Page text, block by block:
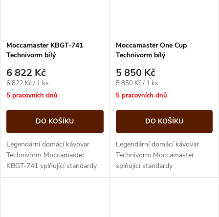
Moccamaster KBGT-741
Technivorm bílý
6 822 Kč
Měrná
cena:
6 822 Kč / 1 ks
5 pracovních dnů
DO KOŠÍKU
Legendární domácí kávovar
Technivorm Moccamaster
KBGT-741 splňující standardy
mezinárodních kávových
Moccamaster One Cup
Technivorm bílý
5 850 Kč
Měrná
cena:
5 850 Kč / 1 ks
5 pracovních dnů
DO KOŠÍKU
Legendární domácí kávovar
Technivorm Moccamaster
splňující standardy
mezinárodních kávových